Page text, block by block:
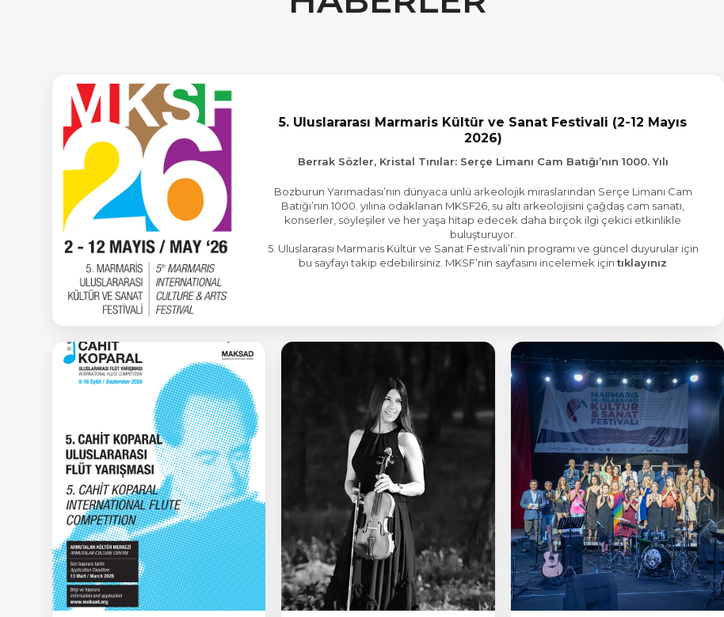
5. Uluslararası Marmaris Kültür ve Sanat Festivali (2-12 Mayıs
2026)
Berrak Sözler, Kristal Tınılar: Serçe Limanı Cam Batığı’nın 1000. Yılı
Bozburun Yarımadası’nın dünyaca ünlü arkeolojik miraslarından Serçe Limanı Cam
Batığı’nın 1000. yılına odaklanan MKSF26, su altı arkeolojisini çağdaş cam sanatı,
konserler, söyleşiler ve her yaşa hitap edecek daha birçok ilgi çekici etkinlikle
buluşturuyor.
5. Uluslararası Marmaris Kültür ve Sanat Festivali’nin programı ve güncel duyurular için
bu sayfayı takip edebilirsiniz. MKSF’nin sayfasını incelemek içintıklayınız